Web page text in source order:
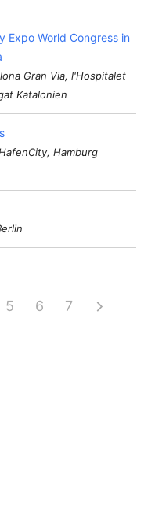
Expo World Congress in
Gran Via, l'Hospitalet
Katalonien
Hamburg
5 6 7